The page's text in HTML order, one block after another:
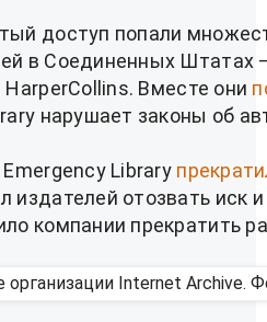
доступ попали
в Соединенных Штатах
HarperCollins. Вместе они
нарушает законы об
Library
издателей отозвать
компании прекратить